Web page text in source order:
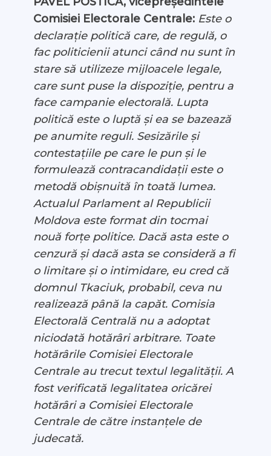
Comisiei Electorale Centrale: Este o
declarație politică care, de regulă, o
fac politicienii atunci când nu sunt în
stare să utilizeze mijloacele legale,
care sunt puse la dispoziție, pentru a
face campanie electorală. Lupta
politică este o luptă și ea se bazează
pe anumite reguli. Sesizările și
contestațiile pe care le pun și le
formulează contracandidații este o
metodă obișnuită în toată lumea.
Actualul Parlament al Republicii
Moldova este format din tocmai
nouă forțe politice. Dacă asta este o
cenzură și dacă asta se consideră a fi
o limitare și o intimidare, eu cred că
domnul Tkaciuk, probabil, ceva nu
realizează până la capăt. Comisia
Electorală Centrală nu a adoptat
niciodată hotărâri arbitrare. Toate
hotărârile Comisiei Electorale
Centrale au trecut textul legalității. A
fost verificată legalitatea oricărei
hotărâri a Comisiei Electorale
Centrale de către instanțele de
judecată.